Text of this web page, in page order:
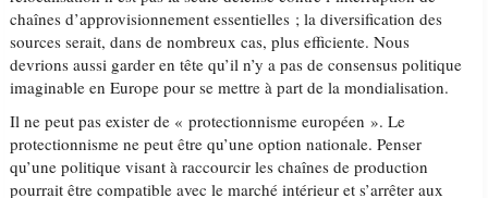
chaînes d’approvisionnement essentielles ; la diversification des
sources serait, dans de nombreux cas, plus efficiente. Nous
devrions aussi garder en tête qu’il n’y a pas de consensus politique
imaginable en Europe pour se mettre à part de la mondialisation.
Il ne peut pas exister de « protectionnisme européen ». Le
protectionnisme ne peut être qu’une option nationale. Penser
qu’une politique visant à raccourcir les chaînes de production
pourrait être compatible avec le marché intérieur et s’arrêter aux